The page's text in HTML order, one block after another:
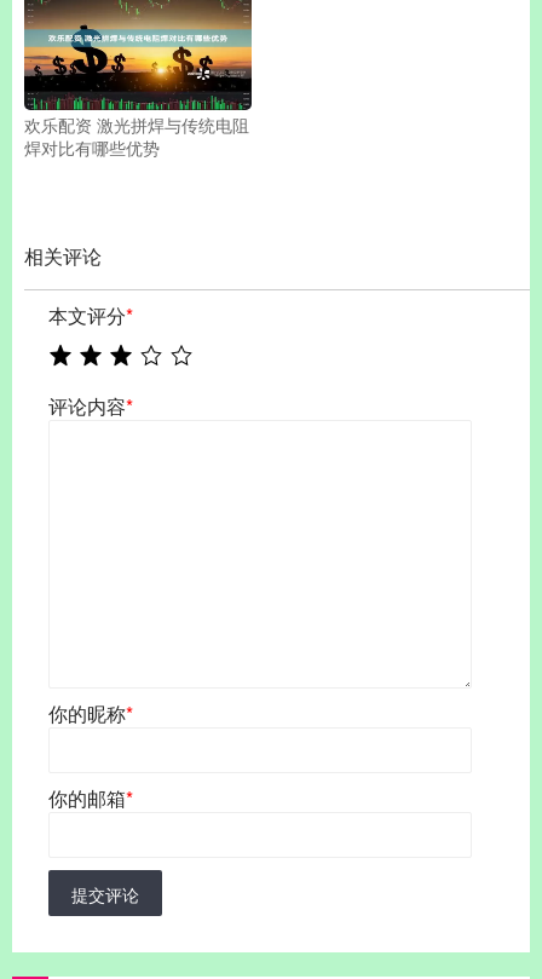
欢乐配资 激光拼焊与传统电阻
焊对比有哪些优势
相关评论
本文评分*
评论内容*
你的昵称*
你的邮箱*
提交评论